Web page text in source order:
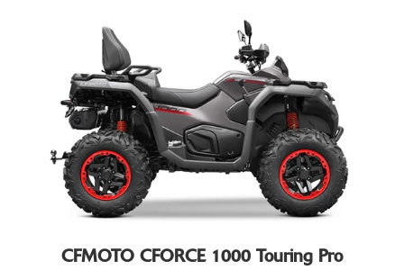
CFMOTO CFORCE 1000 Touring Pro